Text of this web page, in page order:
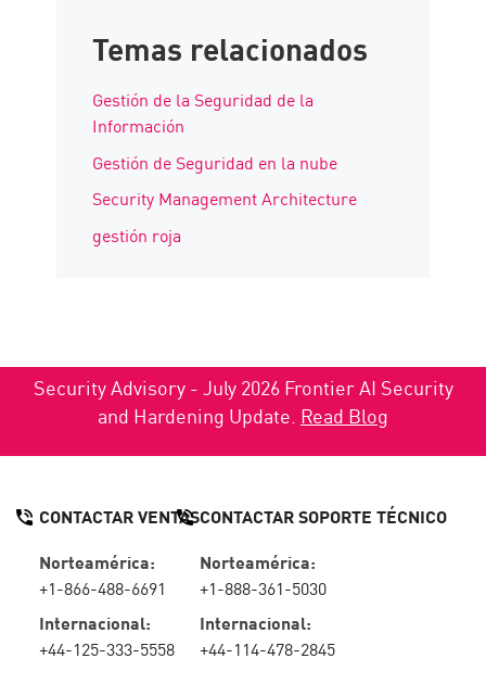
Temas relacionados
Gestión de la Seguridad de la
Información
Gestión de Seguridad en la nube
Security Management Architecture
gestión roja
Security Advisory - July 2026 Frontier AI Security
and Hardening Update. Read Blog
CONTACTAR VENTAS
Norteamérica:
+1-866-488-6691
Internacional:
+44-125-333-5558
CONTACTAR SOPORTE TÉCNICO
Norteamérica:
+1-888-361-5030
Internacional:
+44-114-478-2845